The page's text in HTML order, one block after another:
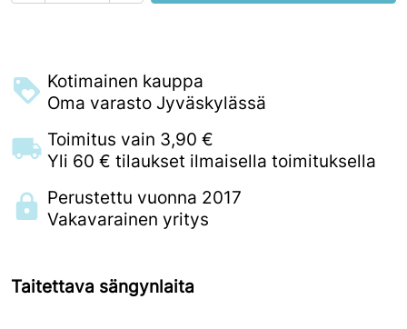
Kotimainen kauppa
Oma varasto Jyväskylässä
Toimitus vain 3,90 €
Yli 60 € tilaukset ilmaisella toimituksella
Perustettu vuonna 2017
Vakavarainen yritys
Taitettava sängynlaita